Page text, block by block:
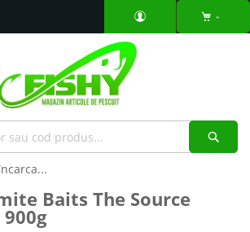
Baits The Source